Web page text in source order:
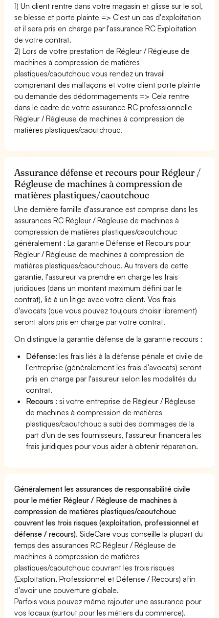
1) Un client rentre dans votre magasin et glisse sur le sol,
se blesse et porte plainte => C'est un cas d'exploitation
et il sera pris en charge par l'assurance RC Exploitation
de votre contrat.
2) Lors de votre prestation de Régleur / Régleuse de
machines à compression de matières
plastiques/caoutchouc vous rendez un travail
comprenant des malfaçons et votre client porte plainte
ou demande des dédommagements => Cela rentre
dans le cadre de votre assurance RC professionnelle
Régleur / Régleuse de machines à compression de
matières plastiques/caoutchouc.
Assurance défense et recours pour Régleur /
Régleuse de machines à compression de
matières plastiques/caoutchouc
Une dernière famille d'assurance est comprise dans les
assurances RC Régleur / Régleuse de machines à
compression de matières plastiques/caoutchouc
généralement : La garantie Défense et Recours pour
Régleur / Régleuse de machines à compression de
matières plastiques/caoutchouc. Au travers de cette
garantie, l'assureur va prendre en charge les frais
juridiques (dans un montant maximum défini par le
contrat), lié à un litige avec votre client. Vos frais
d'avocats (que vous pouvez toujours choisir librement)
seront alors pris en charge par votre contrat.
On distingue la garantie défense de la garantie recours :
Défense: les frais liés à la défense pénale et civile de
l'entreprise (généralement les frais d'avocats) seront
pris en charge par l'assureur selon les modalités du
contrat.
Recours : si votre entreprise de Régleur / Régleuse
de machines à compression de matières
plastiques/caoutchouc a subi des dommages de la
part d'un de ses fournisseurs, l'assureur financera les
frais juridiques pour vous aider à obtenir réparation.
Généralement les assurances de responsabilité civile
pour le métier Régleur / Régleuse de machines à
compression de matières plastiques/caoutchouc
couvrent les trois risques (exploitation, professionnel et
défense / recours). SideCare vous conseille la plupart du
temps des assurances RC Régleur / Régleuse de
machines à compression de matières
plastiques/caoutchouc couvrant les trois risques
(Exploitation, Professionnel et Défense / Recours) afin
d'avoir une couverture globale.
Parfois vous pouvez même rajouter une assurance pour
vos locaux (surtout pour les métiers du commerce).